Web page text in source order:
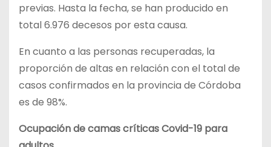
previas. Hasta la fecha, se han producido en
total 6.976 decesos por esta causa.
En cuanto a las personas recuperadas, la
proporción de altas en relación con el total de
casos confirmados en la provincia de Córdoba
es de 98%.
Ocupación de camas críticas Covid-19 para